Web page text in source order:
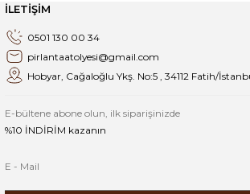
İLETİŞİM
0501 130 00 34
pirlantaatolyesi@gmail.com
Hobyar, Cağaloğlu Ykş. No:5 , 34112 Fatih/
E-bültene abone olun, ilk siparişinizde
%10 İNDİRİM kazanın